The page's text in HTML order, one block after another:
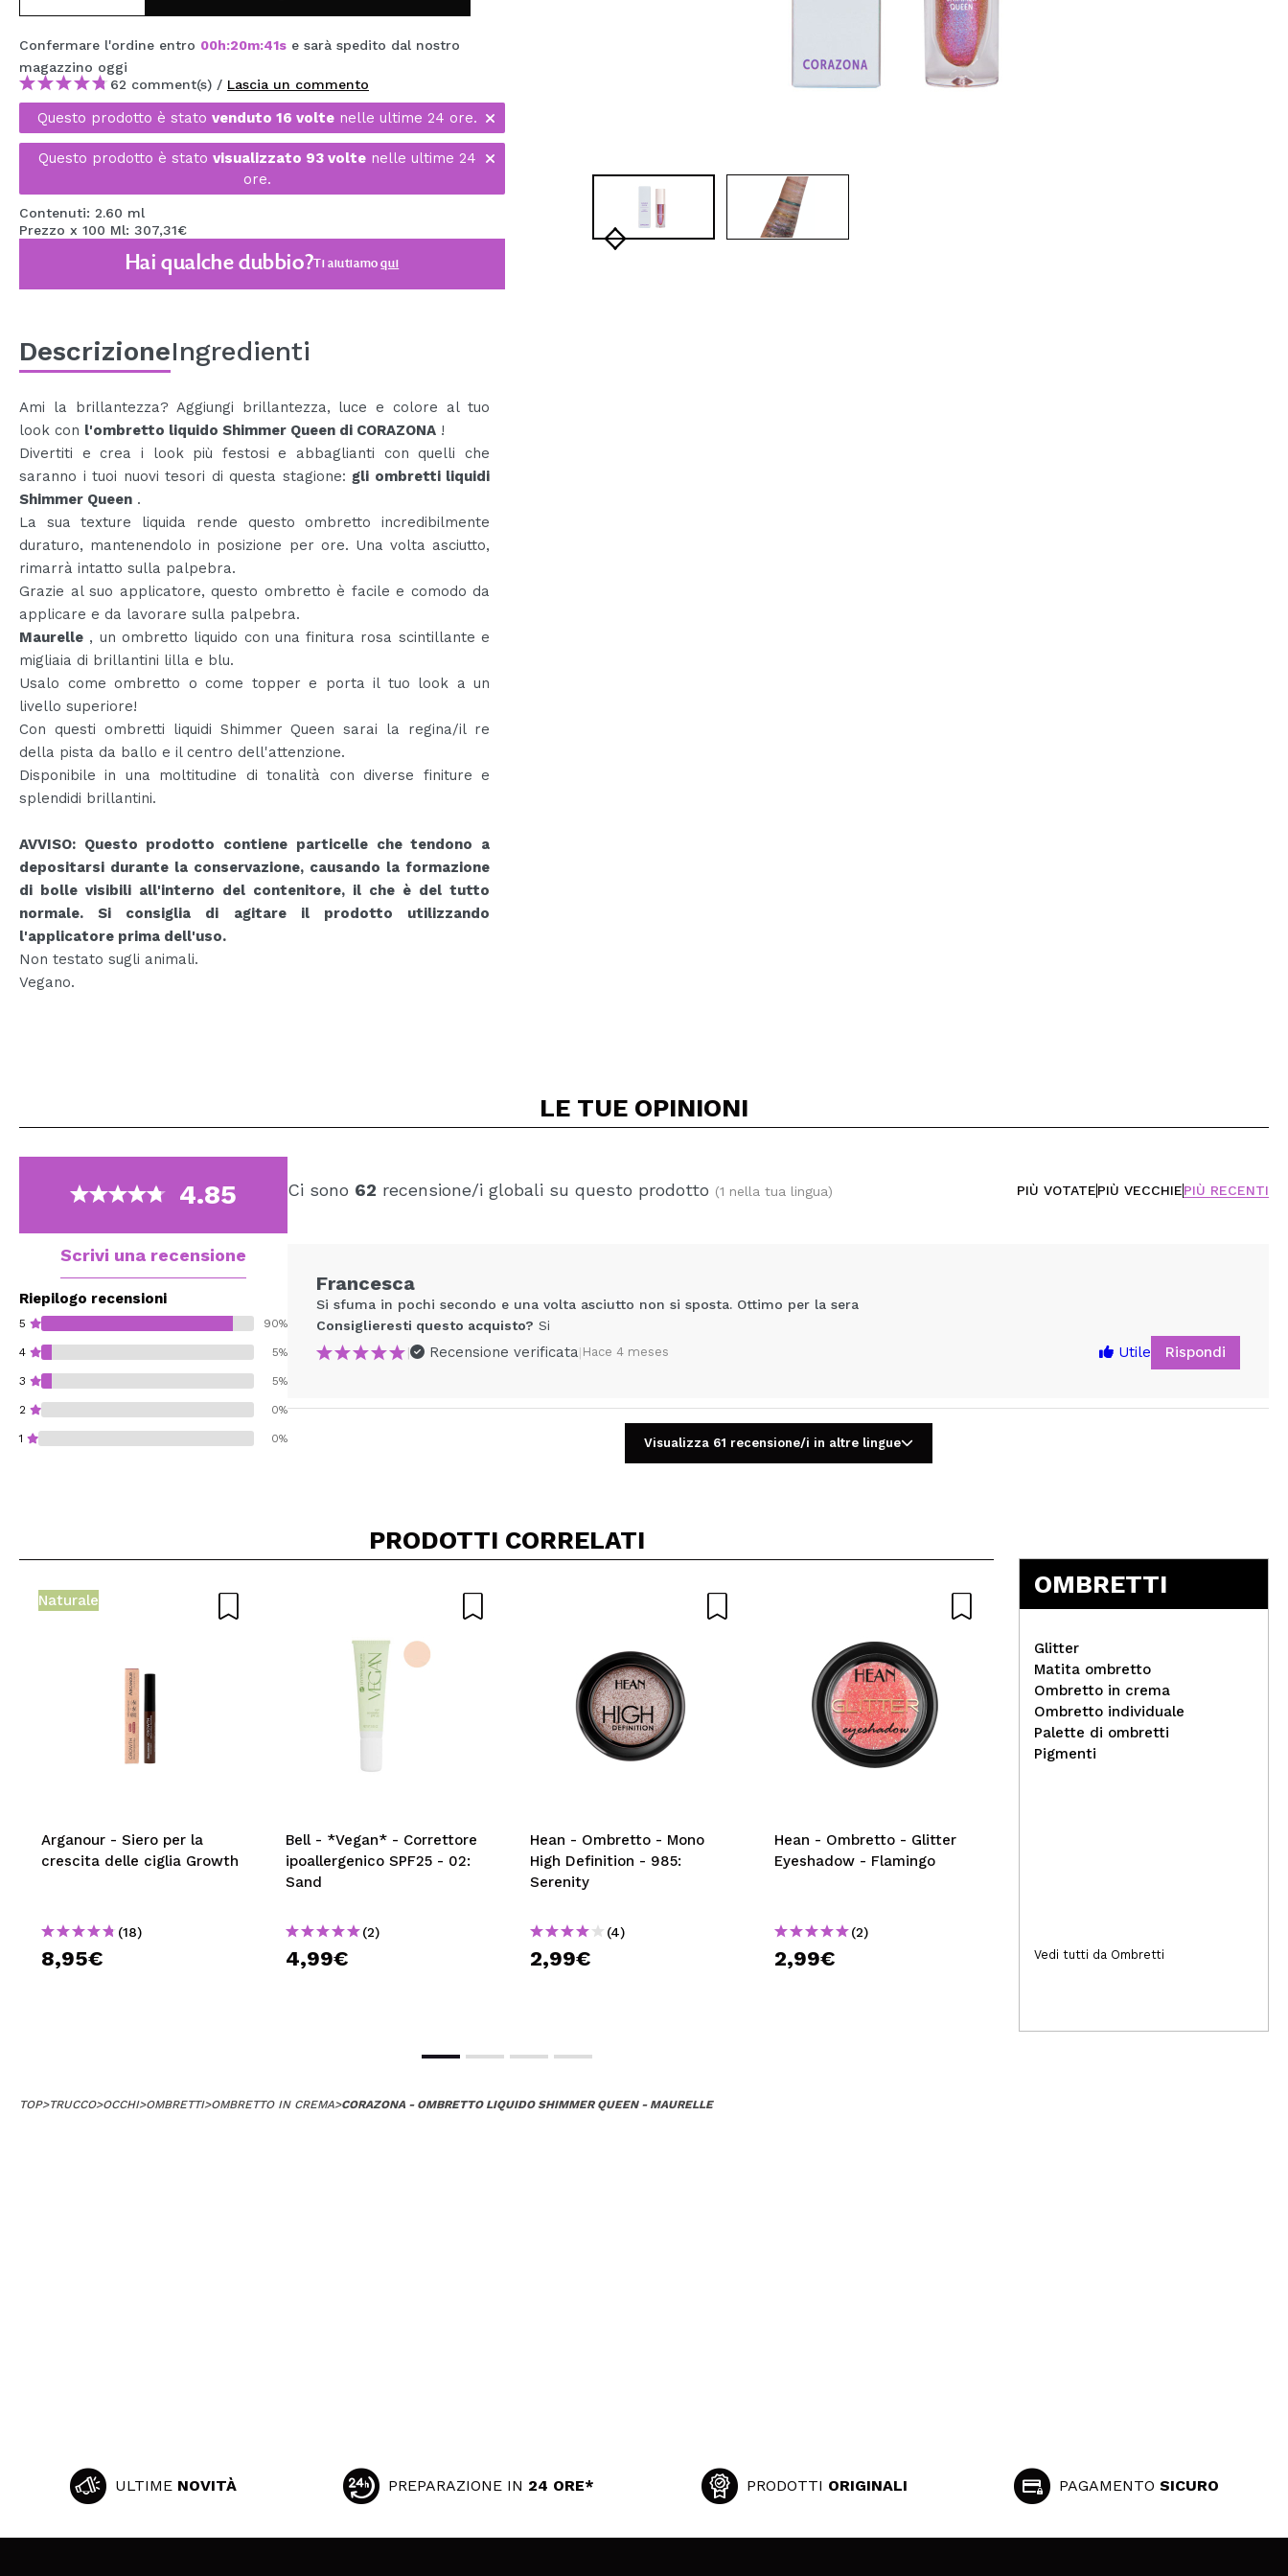
MAQUIFARMA
KOREA ZONE
TRAVEL SIZE
NATURE
SPECIALE
OUTLET
SONO TORNATI!
BLOG
CREARE UN ACCOUNT
Confermare l'ordine entro 00h:20m:41s e sarà spedito dal nostro
magazzino oggi
62 comment(s) / Lascia un commento
Questo prodotto è stato venduto 16 volte nelle ultime 24 ore.
Questo prodotto è stato visualizzato 93 volte nelle ultime 24
ore.
Contenuti: 2.60 ml
Prezzo x 100 Ml: 307,31€
Hai qualche dubbio?Ti aiutiamoqui
DescrizioneIngredienti
Ami la brillantezza? Aggiungi brillantezza, luce e colore al tuo
look con l'ombretto liquido Shimmer Queen di CORAZONA !
Divertiti e crea i look più festosi e abbaglianti con quelli che
saranno i tuoi nuovi tesori di questa stagione: gli ombretti liquidi
Shimmer Queen .
La sua texture liquida rende questo ombretto incredibilmente
duraturo, mantenendolo in posizione per ore. Una volta asciutto,
rimarrà intatto sulla palpebra.
Grazie al suo applicatore, questo ombretto è facile e comodo da
applicare e da lavorare sulla palpebra.
Maurelle , un ombretto liquido con una finitura rosa scintillante e
migliaia di brillantini lilla e blu.
Usalo come ombretto o come topper e porta il tuo look a un
livello superiore!
Con questi ombretti liquidi Shimmer Queen sarai la regina/il re
della pista da ballo e il centro dell'attenzione.
Disponibile in una moltitudine di tonalità con diverse finiture e
splendidi brillantini.
AVVISO: Questo prodotto contiene particelle che tendono a
depositarsi durante la conservazione, causando la formazione
di bolle visibili all'interno del contenitore, il che è del tutto
normale. Si consiglia di agitare il prodotto utilizzando
l'applicatore prima dell'uso.
Non testato sugli animali.
Vegano.
LE TUE OPINIONI
4.85
Scrivi una recensione
Riepilogo recensioni
5 90%
4 5%
3 5%
2 0%
1 0%
Ci sono 62 recensione/i globali su questo prodotto (1 nella tua lingua) PIÙ VOTATEPIÙ VECCHIEPIÙ RECENTI
Condividi un video o una foto
Consiglieresti questo acquisto? Si No
Francesca
Si sfuma in pochi secondo e una volta asciutto non si sposta. Ottimo per la sera
Consiglieresti questo acquisto? Si
|
Recensione verificata| Hace 4 meses Utile Rispondi
Visualizza 61 recensione/i in altre lingue
PRODOTTI CORRELATI
Naturale
Arganour - Siero per la
crescita delle ciglia Growth
(18)
8,95€
Bell - *Vegan* - Correttore
ipoallergenico SPF25 - 02:
Sand
(2)
4,99€
Hean - Ombretto - Mono
High Definition - 985:
Serenity
(4)
2,99€
Hean - Ombretto - Glitter
Eyeshadow - Flamingo
(2)
2,99€
Eigshow - *Magician
39,99€
OMBRETTI
Glitter
Matita ombretto
Ombretto in crema
Ombretto individuale
Palette di ombretti
Pigmenti
Vedi tutti da Ombretti
TOP>TRUCCO>OCCHI>OMBRETTI>OMBRETTO IN CREMA>CORAZONA - OMBRETTO LIQUIDO SHIMMER QUEEN - MAURELLE
ULTIME NOVITÀ PREPARAZIONE IN 24 ORE* PRODOTTI ORIGINALI PAGAMENTO SICURO